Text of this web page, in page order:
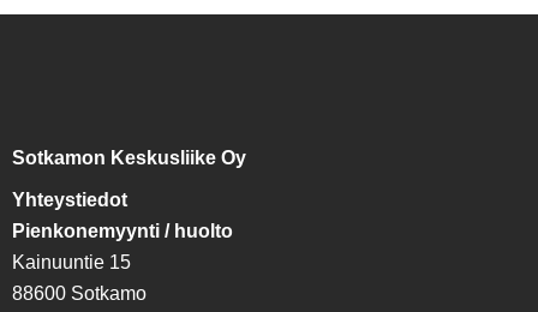
Sotkamon Keskusliike Oy
Yhteystiedot
Pienkonemyynti / huolto
Kainuuntie 15
88600 Sotkamo